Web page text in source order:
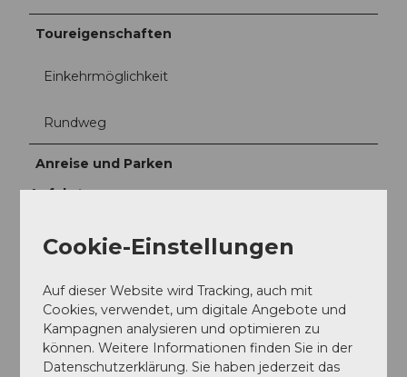
Toureigenschaften
Einkehrmöglichkeit
Rundweg
Anreise und Parken
Anfahrt
Richtung Interlaken, Sarnen wechseln und dem
Strassenverlauf bis nach Lungern. Vor dem
Umfahrungstunnel rechts einspuren auf die
Hauptstrasse nach Lungern.
Von Interlaken via Brünig auf der A8 bis nach
Lungern.
Cookie-Einstellungen
Auf dieser Website wird Tracking, auch mit
Cookies, verwendet, um digitale Angebote und
Kampagnen analysieren und optimieren zu
können. Weitere Informationen finden Sie in der
Datenschutzerklärung. Sie haben jederzeit das